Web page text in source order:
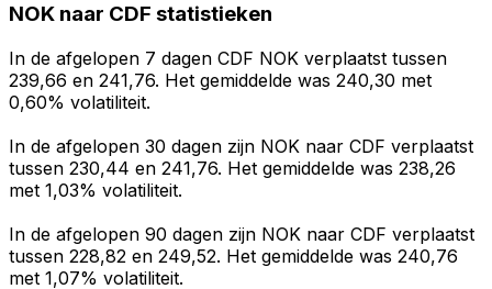
NOK naar CDF statistieken
In de afgelopen 7 dagen CDF NOK verplaatst tussen
239,66 en 241,76. Het gemiddelde was 240,30 met
0,60% volatiliteit.
In de afgelopen 30 dagen zijn NOK naar CDF verplaatst
tussen 230,44 en 241,76. Het gemiddelde was 238,26
met 1,03% volatiliteit.
In de afgelopen 90 dagen zijn NOK naar CDF verplaatst
tussen 228,82 en 249,52. Het gemiddelde was 240,76
met 1,07% volatiliteit.